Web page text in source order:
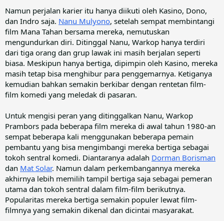
Namun perjalan karier itu hanya diikuti oleh Kasino, Dono,
dan Indro saja. Nanu Mulyono, setelah sempat membintangi
film Mana Tahan bersama mereka, nemutuskan
mengundurkan diri. Ditinggal Nanu, Warkop hanya terdiri
dari tiga orang dan grup lawak ini masih berjalan seperti
biasa. Meskipun hanya bertiga, dipimpin oleh Kasino, mereka
masih tetap bisa menghibur para penggemarnya. Ketiganya
kemudian bahkan semakin berkibar dengan rentetan film-
film komedi yang meledak di pasaran.
Untuk mengisi peran yang ditinggalkan Nanu, Warkop
Prambors pada beberapa film mereka di awal tahun 1980-an
sempat beberapa kali menggunakan beberapa pemain
pembantu yang bisa mengimbangi mereka bertiga sebagai
tokoh sentral komedi. Diantaranya adalah Dorman Borisman
dan Mat Solar. Namun dalam perkembangannya mereka
akhirnya lebih memilih tampil bertiga saja sebagai pemeran
utama dan tokoh sentral dalam film-film berikutnya.
Popularitas mereka bertiga semakin populer lewat film-
filmnya yang semakin dikenal dan dicintai masyarakat.